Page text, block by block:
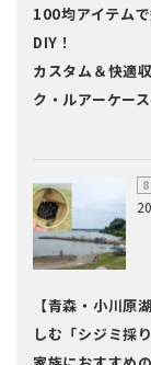
100均アイテム
DIY！
カスタム＆快適
ク・ルアーケー
【青森・小川原
しむ「シジミ採